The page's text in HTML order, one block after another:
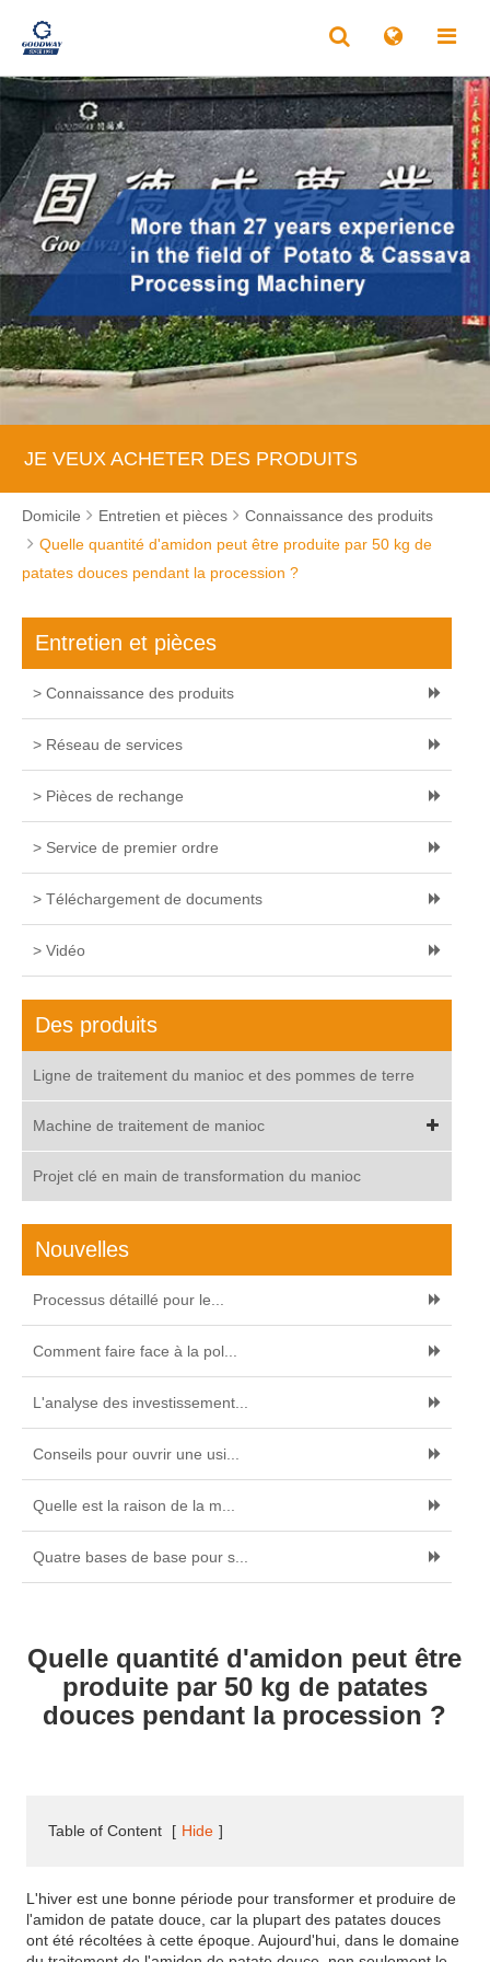
JE VEUX ACHETER DES PRODUITS
Domicile Entretien et pièces
Connaissance des produits
Quelle quantité d'amidon peut être produite par 50 kg de
patates douces pendant la procession ?
Entretien et pièces
> Connaissance des produits
> Réseau de services
> Pièces de rechange
> Service de premier ordre
> Téléchargement de documents
> Vidéo
Des produits
Ligne de traitement du manioc et des pommes de terre
Machine de traitement de manioc
Projet clé en main de transformation du manioc
Nouvelles
Processus détaillé pour le...
Comment faire face à la pol...
L'analyse des investissement...
Conseils pour ouvrir une usi...
Quelle est la raison de la m...
Quatre bases de base pour s...
Quelle quantité d'amidon peut être
produite par 50 kg de patates
douces pendant la procession ?
Table of Content [ Hide ]
L'hiver est une bonne période pour transformer et produire de
l'amidon de patate douce, car la plupart des patates douces
ont été récoltées à cette époque. Aujourd'hui, dans le domaine